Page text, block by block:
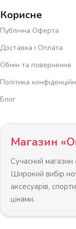
Корисне
Публічна Оферта
Доставка і Оплата
Обмін та повернення
Політика
Блог
Магазин
Сучасний магазин
Широкий вибір
аксесуарів,
цінами.